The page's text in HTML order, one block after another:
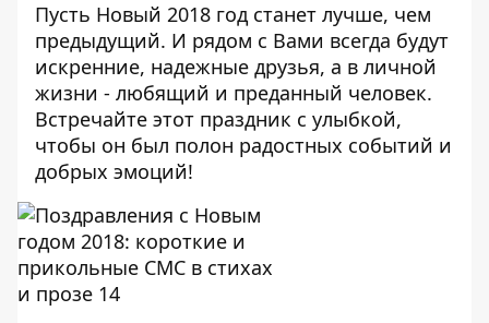
Пусть Новый 2018 год станет лучше, чем
предыдущий. И рядом с Вами всегда будут
искренние, надежные друзья, а в личной
жизни - любящий и преданный человек.
Встречайте этот праздник с улыбкой,
чтобы он был полон радостных событий и
добрых эмоций!